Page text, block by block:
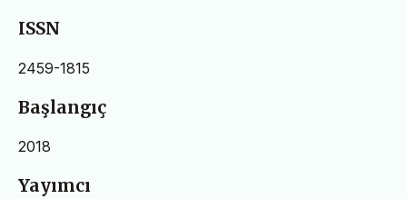
ISSN
2459-1815
Başlangıç
2018
Yayımcı